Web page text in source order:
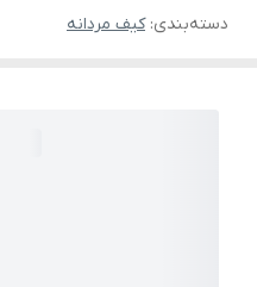
دسته‌بندی:کیف مردانه